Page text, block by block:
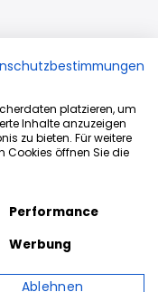
platzieren, um
Inhalte anzuzeigen
zu bieten. Für weitere
Cookies öffnen Sie die
Performance
Werbung
Ablehnen